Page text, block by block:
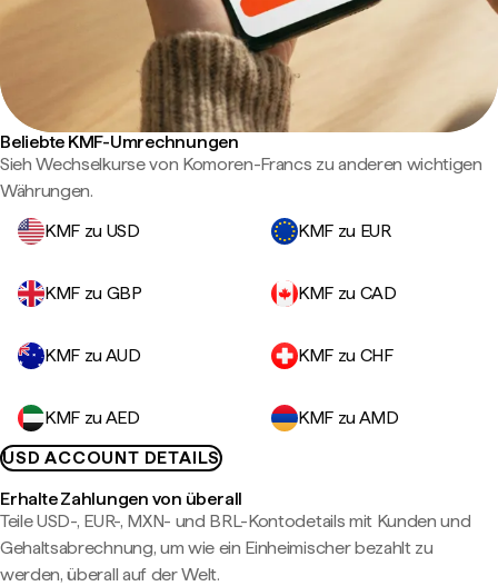
Beliebte KMF-Umrechnungen
Sieh Wechselkurse von Komoren-Francs zu anderen wichtigen
Währungen.
KMF zu USD
KMF zu EUR
KMF zu GBP KMF zu CAD
KMF zu AUD KMF zu CHF
KMF zu AED
KMF zu AMD
USD ACCOUNT DETAILS
Erhalte Zahlungen von überall
Teile USD-, EUR-, MXN- und BRL-Kontodetails mit Kunden und
Gehaltsabrechnung, um wie ein Einheimischer bezahlt zu
werden, überall auf der Welt.